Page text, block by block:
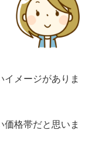
メージがありま
格帯だと思いま